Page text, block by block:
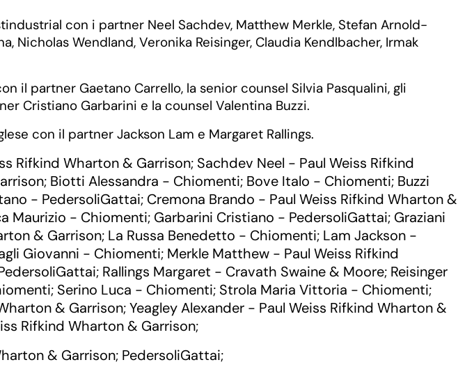
con i partner Neel Sachdev, Matthew Merkle, Stefan Arnold-
Nicholas Wendland, Veronika Reisinger, Claudia Kendlbacher, Irmak
partner Gaetano Carrello, la senior counsel Silvia Pasqualini, gli
Cristiano Garbarini e la counsel Valentina Buzzi.
con il partner Jackson Lam e Margaret Rallings.
Rifkind Wharton & Garrison; Sachdev Neel - Paul Weiss Rifkind
; Biotti Alessandra - Chiomenti; Bove Italo - Chiomenti; Buzzi
- PedersoliGattai; Cremona Brando - Paul Weiss Rifkind Wharton &
Maurizio - Chiomenti; Garbarini Cristiano - PedersoliGattai; Graziani
& Garrison; La Russa Benedetto - Chiomenti; Lam Jackson -
Giovanni - Chiomenti; Merkle Matthew - Paul Weiss Rifkind
; Rallings Margaret - Cravath Swaine & Moore; Reisinger
; Serino Luca - Chiomenti; Strola Maria Vittoria - Chiomenti;
& Garrison; Yeagley Alexander - Paul Weiss Rifkind Wharton &
Rifkind Wharton & Garrison;
& Garrison; PedersoliGattai;